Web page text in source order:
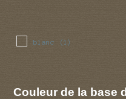
blanc (1)
Couleur de la base